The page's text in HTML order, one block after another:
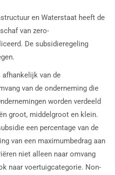
en Waterstaat heeft de
van zero-
De subsidieregeling
afhankelijk van de
van de onderneming die
worden verdeeld
groot, middelgroot en klein.
een percentage van de
van een maximumbedrag aan
niet alleen naar omvang
naar voertuigcategorie. Non-